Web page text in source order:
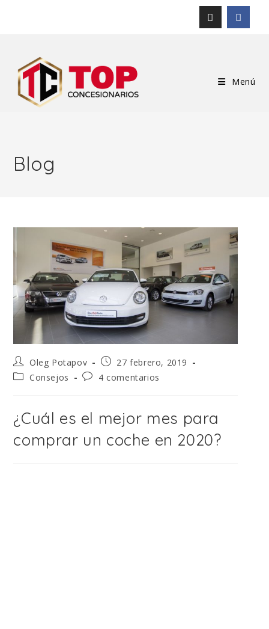
Menú
Blog
Oleg Potapov
27 febrero, 2019
Consejos
4 comentarios
¿Cuál es el mejor mes para
comprar un coche en 2020?